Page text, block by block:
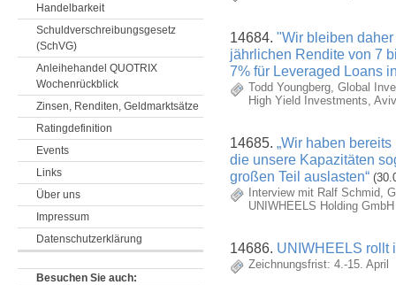
14684. "Wir bleiben
jährlichen Rendite von 7
7% für Leveraged Loans
Todd Youngberg, Global
High Yield Investments,
14685.
„Wir haben
die unsere Kapazitäten
großen Teil auslasten“
Interview mit Ralf Schmid,
UNIWHEELS Holding GmbH
14686. UNIWHEELS rollt
Zeichnungsfrist: 4.-15. April
Handelbarkeit
Schuldverschreibungsgesetz
(SchVG)
Anleihehandel QUOTRIX
Wochenrückblick
Zinsen, Renditen, Geldmarktsätze
Ratingdefinition
Events
Links
Über uns
Impressum
Datenschutzerklärung
Besuchen Sie auch: